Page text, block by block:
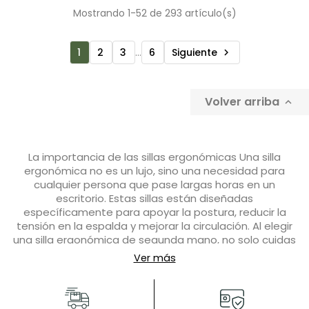
Mostrando 1-52 de 293 artículo(s)
1 2 3 … 6 Siguiente 
Volver arriba 
La importancia de las sillas ergonómicas Una silla
ergonómica no es un lujo, sino una necesidad para
cualquier persona que pase largas horas en un
escritorio. Estas sillas están diseñadas
específicamente para apoyar la postura, reducir la
tensión en la espalda y mejorar la circulación. Al elegir
una silla ergonómica de segunda mano, no solo cuidas
tu salud, sino que también contribuyes a un modelo de
trabajo más eficiente y sostenible. Ventajas de
comprar sillas ergonómicas de segunda mano Elegir
sillas ergonómicas de segunda mano tiene beneficios
Ver más